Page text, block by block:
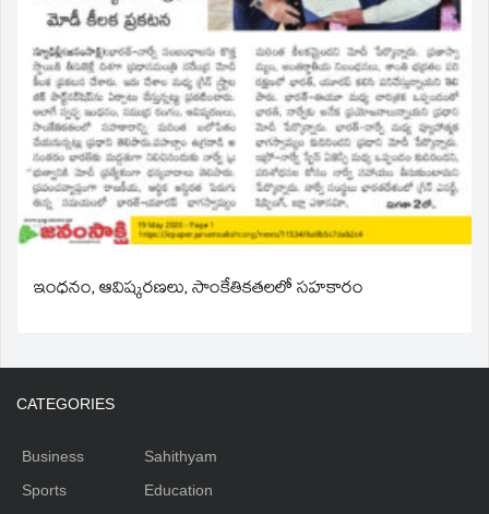
ఇంధనం, ఆవిష్కరణలు, సాంకేతికతలలో సహకారం
CATEGORIES
Business
Sports
Sahithyam
Education